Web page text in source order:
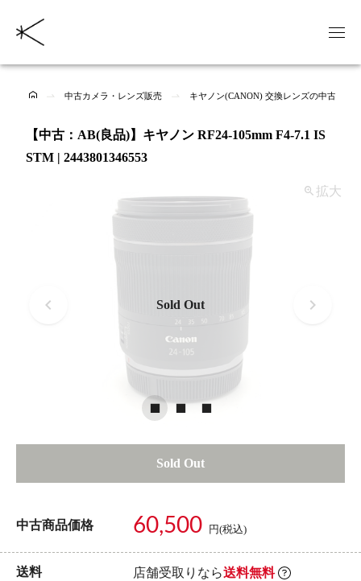
中古カメラ・レンズ販売 キヤノン(CANON) 交換レンズの中古商品
【中古：AB(良品)】キヤノン RF24-105mm F4-7.1 IS
STM | 2443801346553
拡大
Sold Out
Sold Out
中古商品価格 60,500 円(税込)
送料 店舗受取りなら送料無料